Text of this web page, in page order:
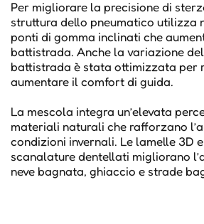
Per migliorare la precisione di
struttura dello pneumatico utilizza
ponti di gomma inclinati che
battistrada. Anche la variazione
battistrada è stata ottimizzata per
aumentare il comfort di guida.
La mescola integra un’elevata
materiali naturali che rafforzano
condizioni invernali. Le lamelle 3D
scanalature dentellati migliorano
neve bagnata, ghiaccio e strade